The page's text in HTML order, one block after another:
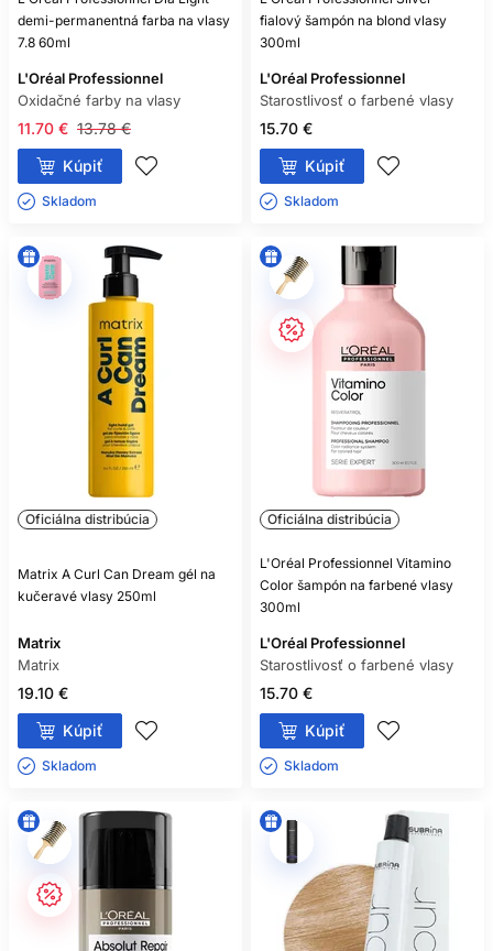
demi-permanentná farba na vlasy
7.8 60ml
L'Oréal Professionnel
Oxidačné farby na vlasy
13.78 €
11.70 €
Kúpiť
Skladom ㅤ
fialový šampón na blond vlasy
300ml
L'Oréal Professionnel
Starostlivosť o farbené vlasy
15.70 €
Kúpiť
Skladom ㅤ
Oficiálna distribúcia
Matrix A Curl Can Dream gél na
kučeravé vlasy 250ml
Matrix
Matrix
19.10 €
Kúpiť
Skladom ㅤ
Oficiálna distribúcia
L'Oréal Professionnel Vitamino
Color šampón na farbené vlasy
300ml
L'Oréal Professionnel
Starostlivosť o farbené vlasy
15.70 €
Kúpiť
Skladom ㅤ